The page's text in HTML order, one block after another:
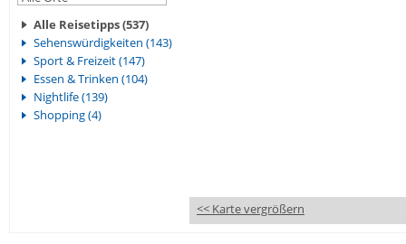
Alle Reisetipps (537)
Sehenswürdigkeiten (143)
Sport & Freizeit (147)
Essen & Trinken (104)
Nightlife (139)
Shopping (4)
<< Karte vergrößern